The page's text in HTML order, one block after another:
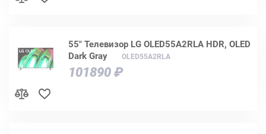
55" Телевизор LG OLED55A2RLA HDR, OLED
Dark Gray
OLED55A2RLA
101890 ₽